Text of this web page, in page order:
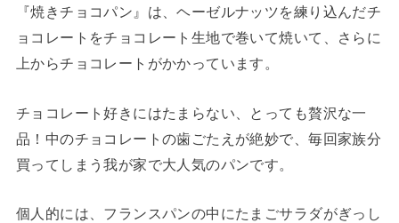
『焼きチョコパン』は、ヘーゼルナッツを練り込んだチ
ョコレートをチョコレート生地で巻いて焼いて、さらに
上からチョコレートがかかっています。
チョコレート好きにはたまらない、とっても贅沢な一
品！中のチョコレートの歯ごたえが絶妙で、毎回家族分
買ってしまう我が家で大人気のパンです。
個人的には、フランスパンの中にたまごサラダがぎっし